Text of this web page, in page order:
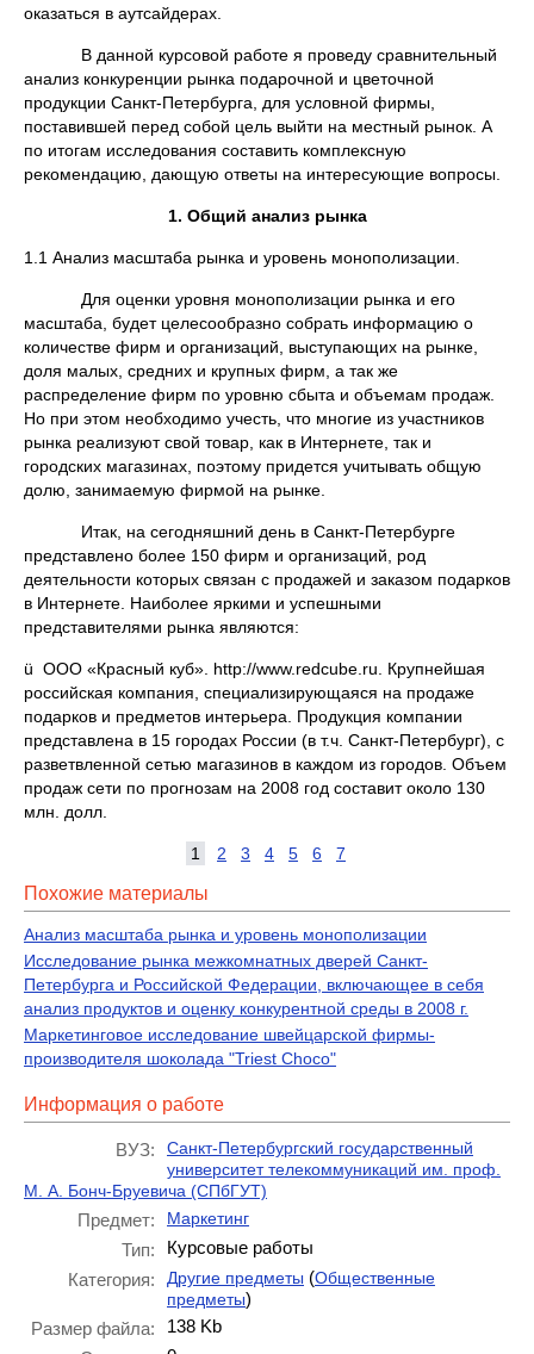
оказаться в аутсайдерах.
В данной курсовой работе я проведу сравнительный
анализ конкуренции рынка подарочной и цветочной
продукции Санкт-Петербурга, для условной фирмы,
поставившей перед собой цель выйти на местный рынок. А
по итогам исследования составить комплексную
рекомендацию, дающую ответы на интересующие вопросы.
1. Общий анализ рынка
1.1 Анализ масштаба рынка и уровень монополизации.
Для оценки уровня монополизации рынка и его
масштаба, будет целесообразно собрать информацию о
количестве фирм и организаций, выступающих на рынке,
доля малых, средних и крупных фирм, а так же
распределение фирм по уровню сбыта и объемам продаж.
Но при этом необходимо учесть, что многие из участников
рынка реализуют свой товар, как в Интернете, так и
городских магазинах, поэтому придется учитывать общую
долю, занимаемую фирмой на рынке.
Итак, на сегодняшний день в Санкт-Петербурге
представлено более 150 фирм и организаций, род
деятельности которых связан с продажей и заказом подарков
в Интернете. Наиболее яркими и успешными
представителями рынка являются:
ü ООО «Красный куб». http://www.redcube.ru. Крупнейшая
российская компания, специализирующаяся на продаже
подарков и предметов интерьера. Продукция компании
представлена в 15 городах России (в т.ч. Санкт-Петербург), с
разветвленной сетью магазинов в каждом из городов. Объем
продаж сети по прогнозам на 2008 год составит около 130
млн. долл.
1 2 3 4 5 6 7
Похожие материалы
Анализ масштаба рынка и уровень монополизации
Исследование рынка межкомнатных дверей Санкт-
Петербурга и Российской Федерации, включающее в себя
анализ продуктов и оценку конкурентной среды в 2008 г.
Маркетинговое исследование швейцарской фирмы-
производителя шоколада "Triest Choco"
Информация о работе
ВУЗ:
Санкт-Петербургский государственный
университет телекоммуникаций им. проф.
М. А. Бонч-Бруевича (СПбГУТ)
Предмет: Маркетинг
Тип:
Курсовые работы
Категория:
Другие предметы (Общественные
предметы)
Размер файла:
138 Kb